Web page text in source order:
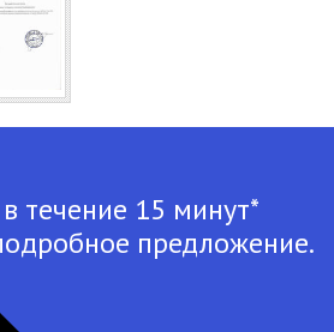
течение 15 минут*
предложение.